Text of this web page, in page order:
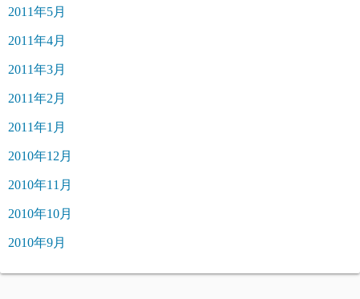
2011年5月
2011年4月
2011年3月
2011年2月
2011年1月
2010年12月
2010年11月
2010年10月
2010年9月